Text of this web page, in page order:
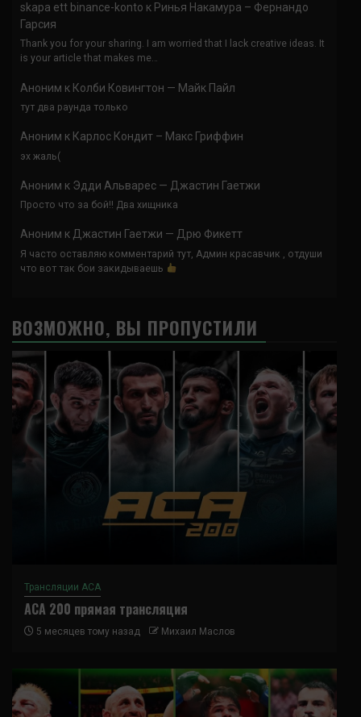
skapa ett binance-konto к Ринья Накамура – Фернандо
Гарсия
Thank you for your sharing. I am worried that I lack creative ideas. It
is your article that makes me…
Аноним к Колби Ковингтон — Майк Пайл
тут два раунда только
Аноним к Карлос Кондит – Макс Гриффин
эх жаль(
Аноним к Эдди Альварес — Джастин Гаетжи
Просто что за бой!! Два хищника
Аноним к Джастин Гаетжи — Дрю Фикетт
Я часто оставляю комментарий тут, Админ красавчик , отдуши
что вот так бои закидываешь
ВОЗМОЖНО, ВЫ ПРОПУСТИЛИ
Трансляции ACA
ACA 200 прямая трансляция
5 месяцев тому назад Михаил Маслов